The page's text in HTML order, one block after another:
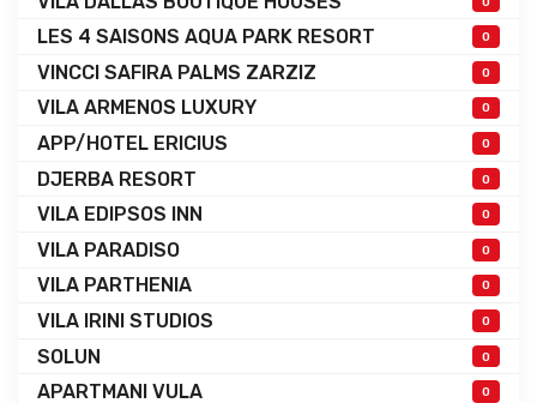
LES 4 SAISONS AQUA PARK RESORT 0
VINCCI SAFIRA PALMS ZARZIZ 0
VILA ARMENOS LUXURY 0
APP/HOTEL ERICIUS 0
DJERBA RESORT 0
VILA EDIPSOS INN 0
VILA PARADISO 0
VILA PARTHENIA 0
VILA IRINI STUDIOS 0
SOLUN 0
APARTMANI VULA 0